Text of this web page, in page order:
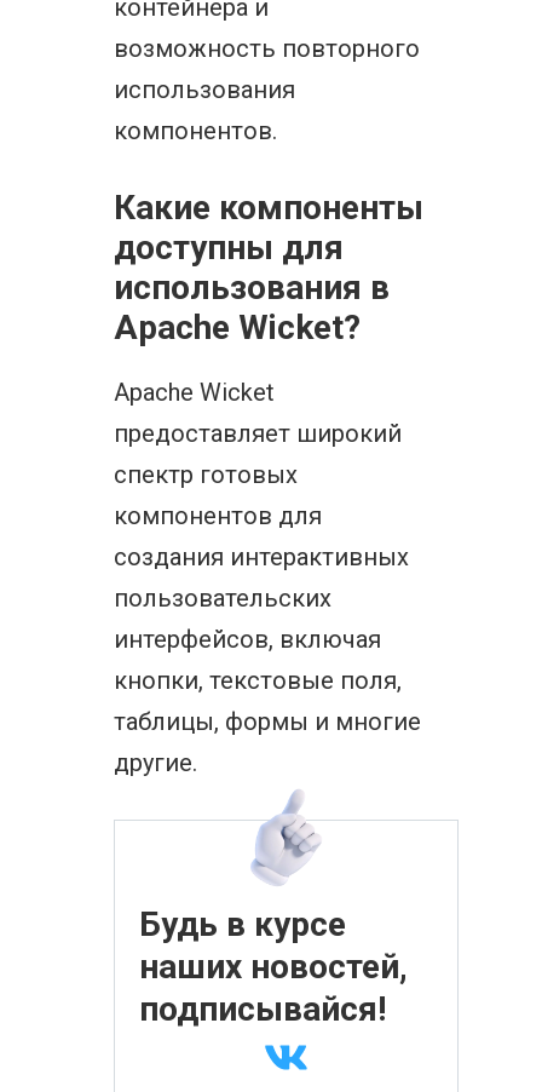
контейнера и
возможность повторного
использования
компонентов.
Какие компоненты
доступны для
использования в
Apache Wicket?
Apache Wicket
предоставляет широкий
спектр готовых
компонентов для
создания интерактивных
пользовательских
интерфейсов, включая
кнопки, текстовые поля,
таблицы, формы и многие
другие.
Будь в курсе
наших новостей,
подписывайся!